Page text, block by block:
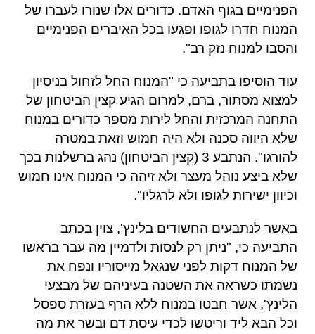
הפנימיים בגוף האדם. כדורים אלו שנורו לעברו של
המנוח חדרו לגופו ופגעו בכל האיברים הפנימיים
והסבו למנוח נזק רב".
עוד הוסיפו בתביעה כי "המנוח החל לזחול בניסיון
למצוא מסתור, ברם, למרום הגיע קצין הביטחון של
התחנה המרכזית והחל לירות מספר כדורים במנוח
שלא היווה סכנה ולא היה חמוש וזאת במטרה
להורגו". הנתבע 3 ( קצין הביטחון) נהג ברשלנות בכך
שלא ביצע נוהל מעצר ולא זיהה כי המנוח אינו חמוש
וכיוון ישירות לגופו ולא לרגליו".
באשר לנתבעים החשודים בלינץ', צוין בכתב
התביעה כי, "ניתן רק לנסות ולדמיין מה עבר בראשו
של המנוח דקות לפני שנגאל מייסוריו ונפח את
נשמתו כשראה את השטנה בעיניהם של מבצעי
הלינץ', אשר חבטו במנוח ללא הרף בעזרת ספסל
וכל הבא ליד וריטשו לכדי עיסת דם ובשר את מה